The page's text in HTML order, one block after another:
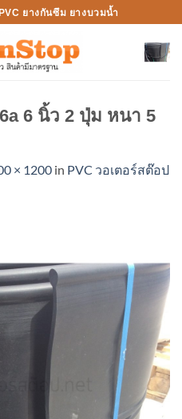
ยางกันซึม ยางบวมน้ำ
6 นิ้ว 2 ปุ่ม หนา 5
× 1200 in PVC วอเตอร์สต๊อป